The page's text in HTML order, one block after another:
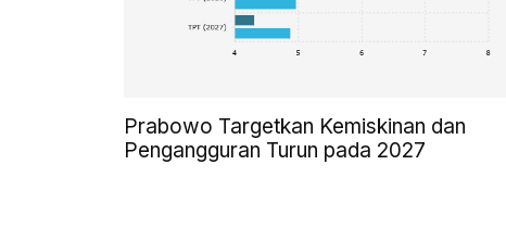
Prabowo Targetkan Kemiskinan dan
Pengangguran Turun pada 2027